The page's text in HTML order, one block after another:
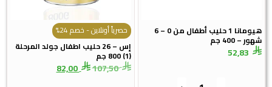
هيومانا 1 حليب أطفال من 0 – 6
– 400 جم
52,83
حصرياً أونلاين - خصم 24%
إس – 26 حليب اطفال جولد المرحلة
107,50
82,00